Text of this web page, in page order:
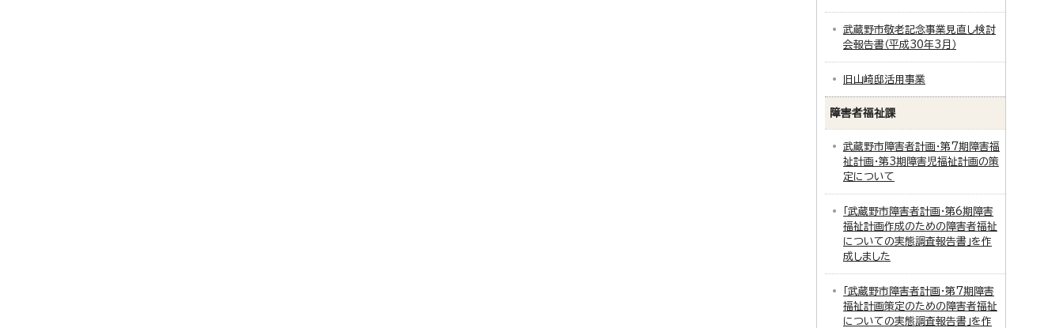
武蔵野市敬老記念事業見直し検討
会報告書（平成30年3月）
旧山崎邸活用事業
障害者福祉課
武蔵野市障害者計画・第7期障害福
祉計画・第3期障害児福祉計画の策
定について
「武蔵野市障害者計画・第6期障害
福祉計画作成のための障害者福祉
についての実態調査報告書」を作
成しました
「武蔵野市障害者計画・第7期障害
福祉計画策定のための障害者福祉
についての実態調査報告書」を作